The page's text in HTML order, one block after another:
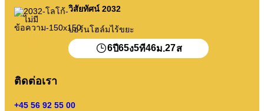
บริการตนเอง
ถังขยะของฉัน
การล้างปฏิทินฯลฯ
วิสัยทัศน์ 2032
บอร์นโฮล์มไร้ขยะ
6ปี65ง5ที46ม.27ส
ติดต่อเรา
+45 56 92 55 00